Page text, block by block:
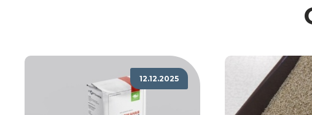
12.12.2025